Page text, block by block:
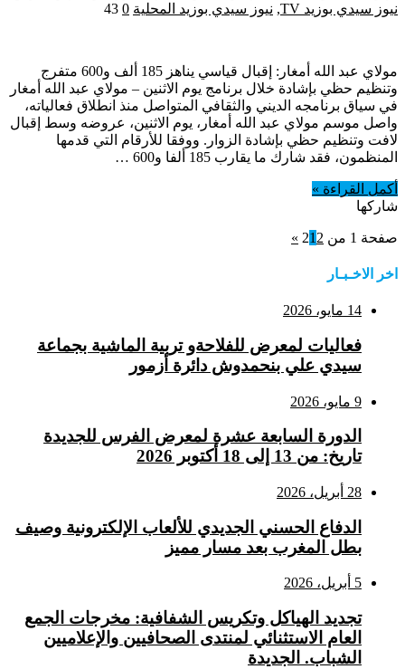
نيوز سيدي بوزيد TV
, نيوز سيدي بوزيد المحلية 0
43
مولاي عبد الله أمغار: إقبال قياسي يناهز 185 ألف و600 متفرج
وتنظيم حظي بإشادة خلال برنامج يوم الاثنين – مولاي عبد الله أمغار
في سياق برنامجه الديني والثقافي المتواصل منذ انطلاق فعالياته،
واصل موسم مولاي عبد الله أمغار، يوم الاثنين، عروضه وسط إقبال
لافت وتنظيم حظي بإشادة الزوار. ووفقا للأرقام التي قدمها
المنظمون، فقد شارك ما يقارب 185 ألفا و600 …
أكمل القراءة »
شاركها
صفحة 1 من 2 1 2
»
اخر الاخـبـار
14 مايو، 2026
فعاليات لمعرض للفلاحةو تربية الماشية بجماعة
سيدي علي بنحمدوش دائرة أزمور
9 مايو، 2026
الدورة السابعة عشرة لمعرض الفرس للجديدة
تاريخ: من 13 إلى 18 أكتوبر 2026
28 أبريل، 2026
الدفاع الحسني الجديدي للألعاب الإلكترونية وصيف
بطل المغرب بعد مسار مميز
5 أبريل، 2026
تجديد الهياكل وتكريس الشفافية: مخرجات الجمع
العام الاستثنائي لمنتدى الصحافيين والإعلاميين
الشباب. الجديدة